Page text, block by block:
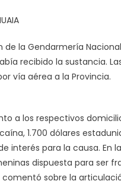
EN
USHUAIA
la Gendarmería
recibido la sustancia.
vía aérea a la Provincia.
a los respectivos
1.700 dólares
interés para la causa. En
dispuesta para ser
comentó sobre la